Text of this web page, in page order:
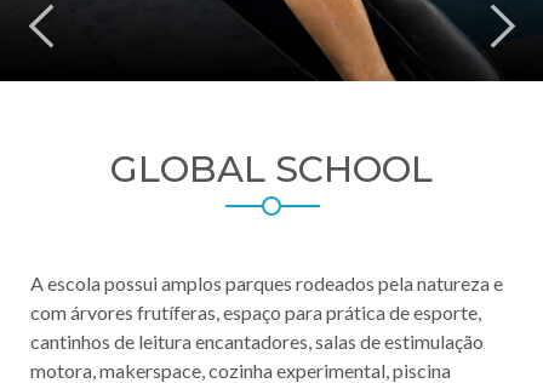
GLOBAL SCHOOL
A escola possui amplos parques rodeados pela natureza e
com árvores frutíferas, espaço para prática de esporte,
cantinhos de leitura encantadores, salas de estimulação
motora, makerspace, cozinha experimental, piscina